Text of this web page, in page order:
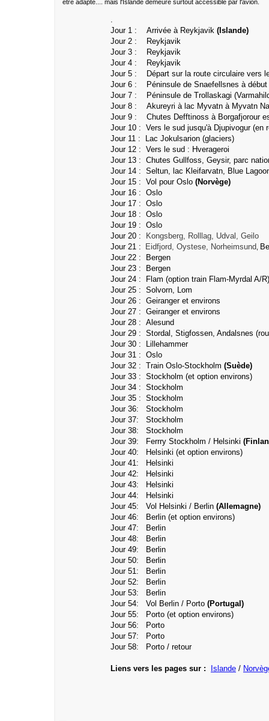
être adapté.... mais l'Islande demeure surtout accessible par l'avion.
.
Jour 1 :
Arrivée à Reykjavik (Islande)
Jour 2 :
Reykjavik
Jour 3 :
Reykjavik
Jour 4 :
Reykjavik
Jour 5 : Départ sur la route circulaire vers
Jour 6 : Péninsule de Snaefellsnes à
Jour 7 :
Péninsule de Trollaskagi (
Jour 8 : Akureyri à lac Myvatn à Myvatn
Jour 9 : Chutes Defftinoss à Borgafjorour
Jour 10 : Vers le sud jusqu'à Djupivogur (en
Jour 11 : Lac Jokulsarion (glaciers)
Jour 12 : Vers le sud : Hverageroi
Jour 13 : Chutes Gullfoss, Geysir, parc
Jour 14 : Seltun, lac Kleifarvatn, Blue
Jour 15 : Vol pour Oslo (Norvège)
Jour 16 : Oslo
Jour 17 : Oslo
Jour 18 : Oslo
Jour 19 : Oslo
Jour 20 :
Kongsberg, Rolllag, Udval, Geilo
Jour 21 :
Eidfjord, Oystese, Norheimsund
Jour 22 : Bergen
Jour 23 :
Bergen
Jour 24 : Flam (option train Flam-Myrdal A/
Jour 25 : Solvorn, Lom
Jour 26 : Geiranger et environs
Jour 27 : Geiranger et environs
Jour 28 : Alesund
Jour 29 : Stordal, Stigfossen, Andalsnes
Jour 30 : Lillehammer
Jour 31 : Oslo
Jour 32 : Train Oslo-Stockholm (Suède)
Jour 33 : Stockholm (et option environs)
Jour 34 : Stockholm
Jour 35 : Stockholm
Jour 36:
Stockholm
Jour 37:
Stockholm
Jour 38: Stockholm
Jour 39: Ferrry Stockholm / Helsinki
Jour 40:
Helsinki (et option environs)
Jour 41:
Helsinki
Jour 42:
Helsinki
Jour 43:
Helsinki
Jour 44:
Helsinki
Jour 45: Vol Helsinki / Berlin (Allemagne)
Jour 46:
Berlin (et option environs)
Jour 47:
Berlin
Jour 48:
Berlin
Jour 49:
Berlin
Jour 50:
Berlin
Jour 51:
Berlin
Jour 52:
Berlin
Jour 53:
Berlin
Jour 54: Vol Berlin / Porto (Portugal)
Jour 55:
Porto (et option environs)
Jour 56:
Porto
Jour 57:
Porto
Jour 58:
Porto / retour
Liens vers les pages sur : Islande /